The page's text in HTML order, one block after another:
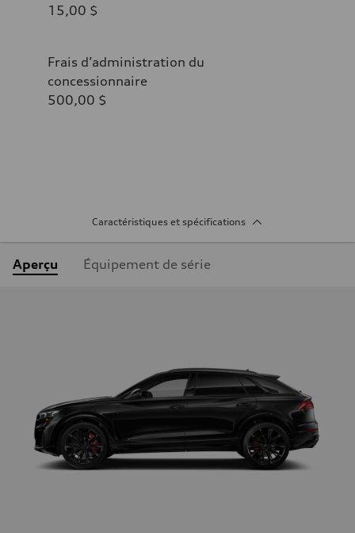
15,00 $
Frais d’administration du
concessionnaire
500,00 $
Caractéristiques et spécifications
Aperçu Équipement de série